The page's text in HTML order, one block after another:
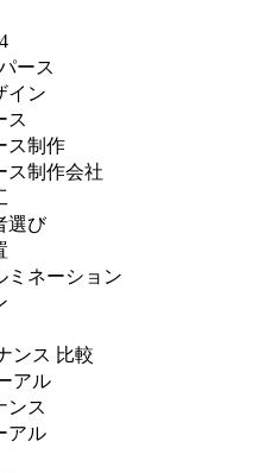
ース
イン
ス
ス制作
ス制作会社
選び
ミネーション
ンス 比較
アル
ンス
アル